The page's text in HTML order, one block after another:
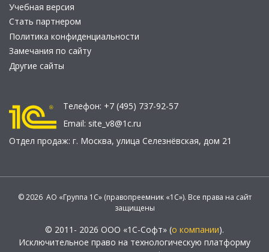
Учебная версия
Стать партнером
Политика конфиденциальности
Замечания по сайту
Другие сайты
Телефон: +7 (495) 737-92-57
Email: site_v8@1c.ru
Отдел продаж: г. Москва, улица Селезнёвская, дом 21
© 2026 АО «Группа 1С» (правопреемник «1С»). Все права на сайт
защищены
© 2011- 2026 ООО «1С-Софт» (о компании).
Исключительное право на технологическую платформу